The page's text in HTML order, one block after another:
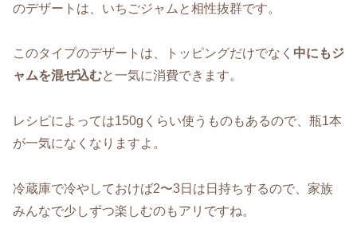
のデザートは、いちごジャムと相性抜群です。
このタイプのデザートは、トッピングだけでなく 中にもジ
ャムを混ぜ込むと一気に消費できます。
レシピによっては150gくらい使うものもあるので、瓶1本
が一気になくなりますよ。
冷蔵庫で冷やしておけば2〜3日は日持ちするので、家族
みんなで少しずつ楽しむのもアリですね。